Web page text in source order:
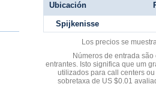
Ubicación
Spijkenisse
Los precios se
Números de entrada
entrantes. Isto significa que um
utilizados para call centers
sobretaxa de US $0.01